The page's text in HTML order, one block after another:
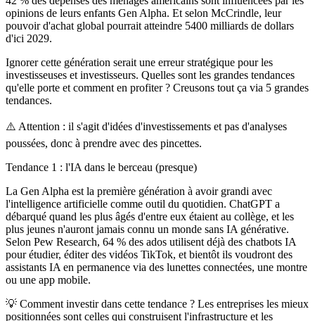
opinions de leurs enfants Gen Alpha. Et selon McCrindle, leur
pouvoir d'achat global pourrait atteindre 5400 milliards de dollars
d'ici 2029.
Ignorer cette génération serait une erreur stratégique pour les
investisseuses et investisseurs. Quelles sont les grandes tendances
qu'elle porte et comment en profiter ? Creusons tout ça via 5 grandes
tendances.
⚠️ Attention : il s'agit d'idées d'investissements et pas d'analyses
poussées, donc à prendre avec des pincettes.
Tendance 1 : l'IA dans le berceau (presque)
La Gen Alpha est la première génération à avoir grandi avec
l'intelligence artificielle comme outil du quotidien. ChatGPT a
débarqué quand les plus âgés d'entre eux étaient au collège, et les
plus jeunes n'auront jamais connu un monde sans IA générative.
Selon Pew Research, 64 % des ados utilisent déjà des chatbots IA
pour étudier, éditer des vidéos TikTok, et bientôt ils voudront des
assistants IA en permanence via des lunettes connectées, une montre
ou une app mobile.
💡 Comment investir dans cette tendance ? Les entreprises les mieux
positionnées sont celles qui construisent l'infrastructure et les